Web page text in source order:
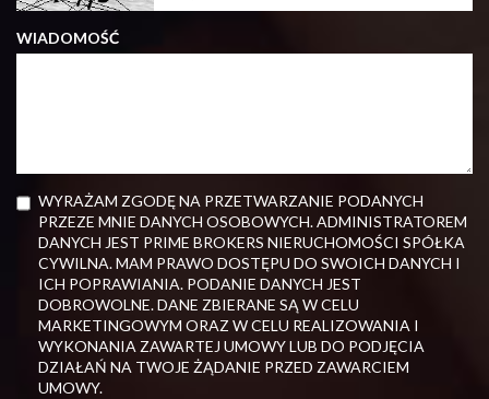
WIADOMOŚĆ
WYRAŻAM ZGODĘ NA PRZETWARZANIE PODANYCH
PRZEZE MNIE DANYCH OSOBOWYCH. ADMINISTRATOREM
DANYCH JEST PRIME BROKERS NIERUCHOMOŚCI SPÓŁKA
CYWILNA. MAM PRAWO DOSTĘPU DO SWOICH DANYCH I
ICH POPRAWIANIA. PODANIE DANYCH JEST
DOBROWOLNE. DANE ZBIERANE SĄ W CELU
MARKETINGOWYM ORAZ W CELU REALIZOWANIA I
WYKONANIA ZAWARTEJ UMOWY LUB DO PODJĘCIA
DZIAŁAŃ NA TWOJE ŻĄDANIE PRZED ZAWARCIEM
UMOWY.